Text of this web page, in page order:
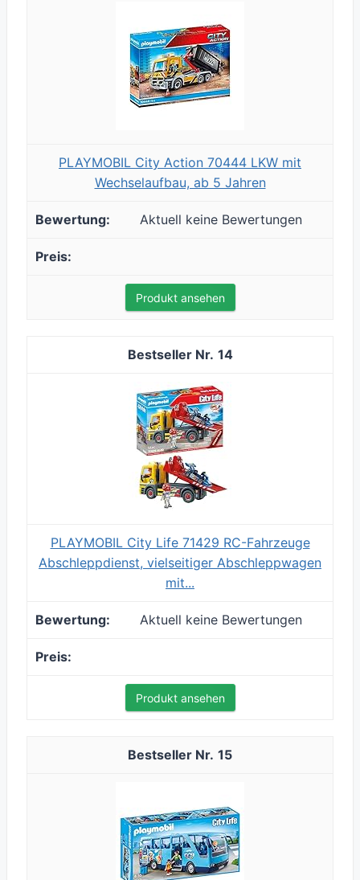
PLAYMOBIL City Action 70444 LKW mit
Wechselaufbau, ab 5 Jahren
Aktuell keine Bewertungen
Produkt ansehen
14
PLAYMOBIL City Life 71429 RC-Fahrzeuge
Abschleppdienst, vielseitiger Abschleppwagen
mit...
Aktuell keine Bewertungen
Produkt ansehen
15